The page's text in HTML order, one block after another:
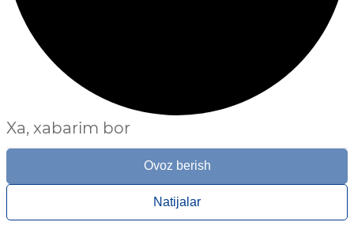
Xa, xabarim bor
Ovoz berish
Natijalar